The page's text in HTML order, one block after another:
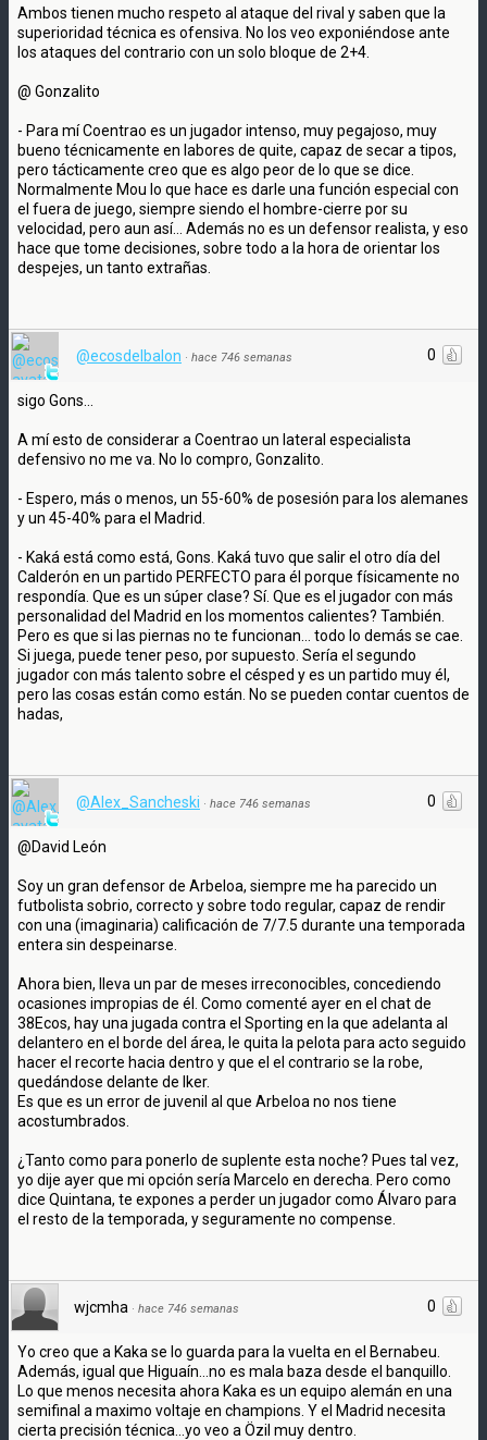
Ambos tienen mucho respeto al ataque del rival y saben que la
superioridad técnica es ofensiva. No los veo exponiéndose ante
los ataques del contrario con un solo bloque de 2+4.
@ Gonzalito
- Para mí Coentrao es un jugador intenso, muy pegajoso, muy
bueno técnicamente en labores de quite, capaz de secar a tipos,
pero tácticamente creo que es algo peor de lo que se dice.
Normalmente Mou lo que hace es darle una función especial con
el fuera de juego, siempre siendo el hombre-cierre por su
velocidad, pero aun así… Además no es un defensor realista, y eso
hace que tome decisiones, sobre todo a la hora de orientar los
despejes, un tanto extrañas.
0
@ecosdelbalon · hace 746 semanas
sigo Gons…
A mí esto de considerar a Coentrao un lateral especialista
defensivo no me va. No lo compro, Gonzalito.
- Espero, más o menos, un 55-60% de posesión para los alemanes
y un 45-40% para el Madrid.
- Kaká está como está, Gons. Kaká tuvo que salir el otro día del
Calderón en un partido PERFECTO para él porque físicamente no
respondía. Que es un súper clase? Sí. Que es el jugador con más
personalidad del Madrid en los momentos calientes? También.
Pero es que si las piernas no te funcionan… todo lo demás se cae.
Si juega, puede tener peso, por supuesto. Sería el segundo
jugador con más talento sobre el césped y es un partido muy él,
pero las cosas están como están. No se pueden contar cuentos de
hadas,
0
@Alex_Sancheski · hace 746 semanas
@David León
Soy un gran defensor de Arbeloa, siempre me ha parecido un
futbolista sobrio, correcto y sobre todo regular, capaz de rendir
con una (imaginaria) calificación de 7/7.5 durante una temporada
entera sin despeinarse.
Ahora bien, lleva un par de meses irreconocibles, concediendo
ocasiones impropias de él. Como comenté ayer en el chat de
38Ecos, hay una jugada contra el Sporting en la que adelanta al
delantero en el borde del área, le quita la pelota para acto seguido
hacer el recorte hacia dentro y que el el contrario se la robe,
quedándose delante de Iker.
Es que es un error de juvenil al que Arbeloa no nos tiene
acostumbrados.
¿Tanto como para ponerlo de suplente esta noche? Pues tal vez,
yo dije ayer que mi opción sería Marcelo en derecha. Pero como
dice Quintana, te expones a perder un jugador como Álvaro para
el resto de la temporada, y seguramente no compense.
0
wjcmha · hace 746 semanas
Yo creo que a Kaka se lo guarda para la vuelta en el Bernabeu.
Además, igual que Higuaín...no es mala baza desde el banquillo.
Lo que menos necesita ahora Kaka es un equipo alemán en una
semifinal a maximo voltaje en champions. Y el Madrid necesita
cierta precisión técnica...yo veo a Özil muy dentro.